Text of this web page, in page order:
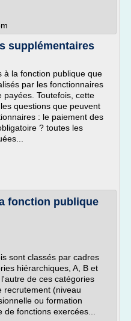
supplémentaires
à la fonction publique que
par les fonctionnaires
Toutefois, cette
questions que peuvent
: le paiement des
? toutes les
fonction publique
sont classés par cadres
hiérarchiques, A, B et
de ces catégories
recrutement (niveau
ou formation
fonctions exercées...